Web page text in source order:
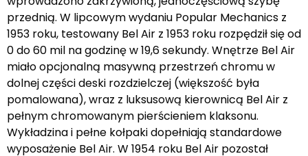
przednią. W lipcowym wydaniu Popular Mechanics z
1953 roku, testowany Bel Air z 1953 roku rozpędził się od
0 do 60 mil na godzinę w 19,6 sekundy. Wnętrze Bel Air
miało opcjonalną masywną przestrzeń chromu w
dolnej części deski rozdzielczej (większość była
pomalowana), wraz z luksusową kierownicą Bel Air z
pełnym chromowanym pierścieniem klaksonu.
Wykładzina i pełne kołpaki dopełniają standardowe
wyposażenie Bel Air. W 1954 roku Bel Air pozostał